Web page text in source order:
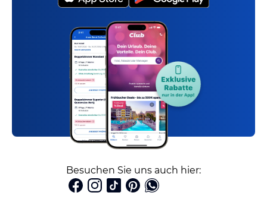
Besuchen Sie uns auch hier: